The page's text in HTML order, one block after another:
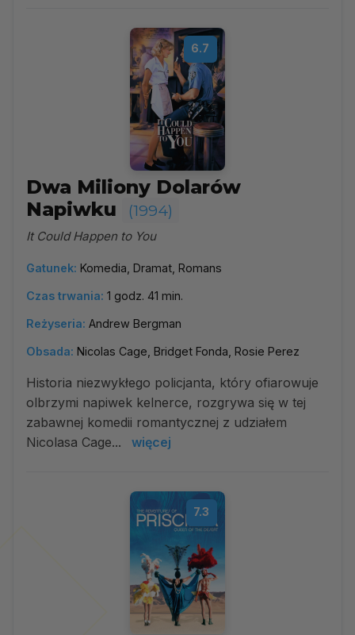
6.7
Dwa Miliony Dolarów
Napiwku
(1994)
It Could Happen to You
Gatunek: Komedia, Dramat, Romans
Czas trwania: 1 godz. 41 min.
Reżyseria: Andrew Bergman
Obsada: Nicolas Cage, Bridget Fonda, Rosie Perez
Historia niezwykłego policjanta, który ofiarowuje
olbrzymi napiwek kelnerce, rozgrywa się w tej
zabawnej komedii romantycznej z udziałem
Nicolasa Cage...
więcej
7.3